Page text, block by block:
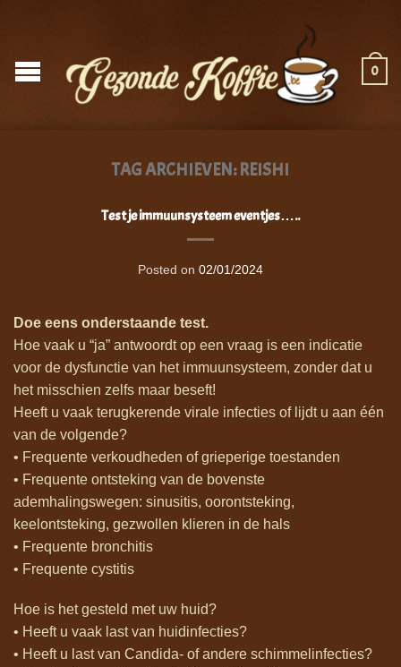
0
TAG ARCHIEVEN:REISHI
Test je immuunsysteem eventjes…..
Posted on 02/01/2024
Doe eens onderstaande test.
Hoe vaak u “ja” antwoordt op een vraag is een indicatie
voor de dysfunctie van het immuunsysteem, zonder dat u
het misschien zelfs maar beseft!
Heeft u vaak terugkerende virale infecties of lijdt u aan één
van de volgende?
• Frequente verkoudheden of grieperige toestanden
• Frequente ontsteking van de bovenste
ademhalingswegen: sinusitis, oorontsteking,
keelontsteking, gezwollen klieren in de hals
• Frequente bronchitis
• Frequente cystitis
Hoe is het gesteld met uw huid?
• Heeft u vaak last van huidinfecties?
• Heeft u last van Candida- of andere schimmelinfecties?